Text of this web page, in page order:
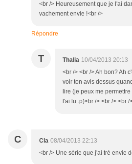
<br /> Heureusement que je l'ai
vachement envie !<br />
Répondre
T Thalia 10/04/2013 20:13
<br /> <br /> Ah bon? Ah
voir ton avis dessus
lire (je peux me
l'ai lu :p)<br /> <br /> <br /
C Cla 08/04/2013 22:13
<br /> Une série que j'ai trè envie